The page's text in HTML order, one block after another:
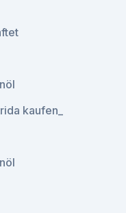
kaufen_